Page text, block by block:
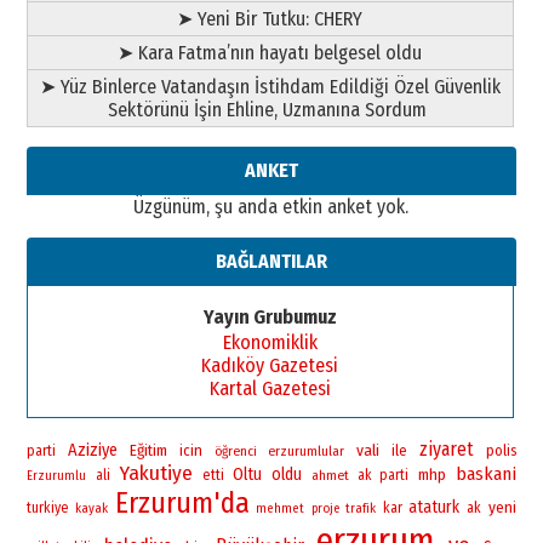
28 Temmuz 2026 Salı
Ahmet Gökhan YAZICI
Ahmed Yesevi’den bir Alperen…
”Reisimiz” idi… Hakka yürüdü.!
26 Mart 2026 Perşembe
gönül adamı Faruk Terzioğlu!
Başkan Sekmen’den Erzurum’a
bir vizyon proje daha!
02 Ağustos 2026 Pazar
➤ Yeni Bir Tutku: CHERY
➤ Kara Fatma’nın hayatı belgesel oldu
➤ Yüz Binlerce Vatandaşın İstihdam Edildiği Özel Güvenlik
Sektörünü İşin Ehline, Uzmanına Sordum
ANKET
Üzgünüm, şu anda etkin anket yok.
BAĞLANTILAR
Yayın Grubumuz
Ekonomiklik
Kadıköy Gazetesi
Kartal Gazetesi
parti Aziziye Eğitim icin öğrenci erzurumlular vali ile ziyaret polis
Erzurumlu ali Yakutiye etti Oltu oldu ahmet ak parti mhp baskani
turkiye kayak Erzurum'da mehmet proje trafik kar ataturk ak yeni